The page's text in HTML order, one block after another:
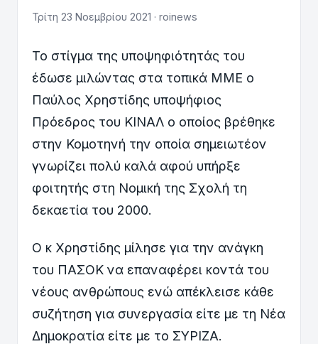
Τρίτη 23 Νοεμβρίου 2021 · roinews
Το στίγμα της υποψηφιότητάς του
έδωσε μιλώντας στα τοπικά ΜΜΕ ο
Παύλος Χρηστίδης υποψήφιος
Πρόεδρος του ΚΙΝΑΛ ο οποίος βρέθηκε
στην Κομοτηνή την οποία σημειωτέον
γνωρίζει πολύ καλά αφού υπήρξε
φοιτητής στη Νομική της Σχολή τη
δεκαετία του 2000.
Ο κ Χρηστίδης μίλησε για την ανάγκη
του ΠΑΣΟΚ να επαναφέρει κοντά του
νέους ανθρώπους ενώ απέκλεισε κάθε
συζήτηση για συνεργασία είτε με τη Νέα
Δημοκρατία είτε με το ΣΥΡΙΖΑ.